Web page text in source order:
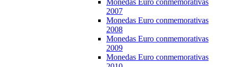
Monedas Euro conmemorativas
2007
Monedas Euro conmemorativas
2008
Monedas Euro conmemorativas
2009
Monedas Euro conmemorativas